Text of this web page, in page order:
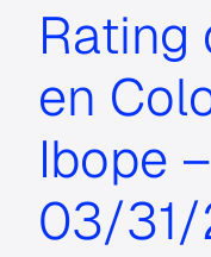
Rating
en
Ibope –
03/